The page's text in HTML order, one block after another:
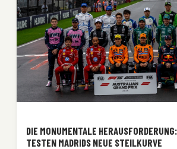
DIE MONUMENTALE
TESTEN MADRIDS NEUE STEILKURVE